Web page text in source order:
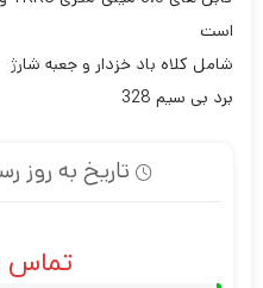
است
شامل کلاه باد خزدار و جعبه شارژ
برد بی سیم 328
تاریخ به روز
تماس